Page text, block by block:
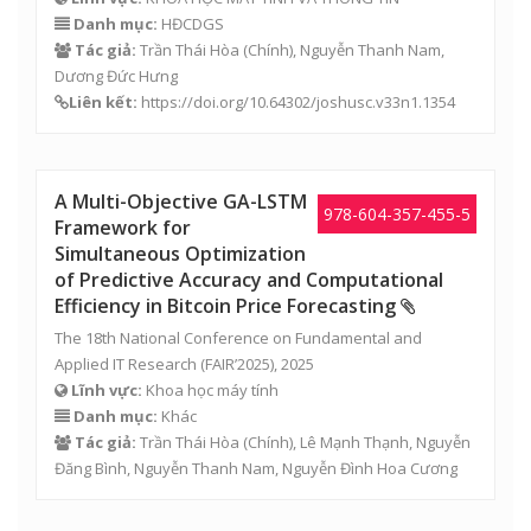
Danh mục: HĐCDGS
Tác giả: Trần Thái Hòa (Chính), Nguyễn Thanh Nam,
Dương Đức Hưng
Liên kết: https://doi.org/10.64302/joshusc.v33n1.1354
978-604-357-455-5
A Multi-Objective GA-LSTM
Framework for
Simultaneous Optimization
of Predictive Accuracy and Computational
Efficiency in Bitcoin Price Forecasting
The 18th National Conference on Fundamental and
Applied IT Research (FAIR’2025), 2025
Lĩnh vực: Khoa học máy tính
Danh mục: Khác
Tác giả: Trần Thái Hòa (Chính), Lê Mạnh Thạnh, Nguyễn
Đăng Bình, Nguyễn Thanh Nam, Nguyễn Đình Hoa Cương